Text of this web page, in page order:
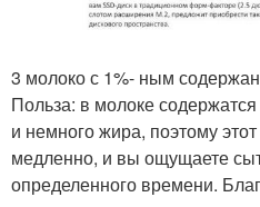
3 молоко с 1%- ным
Польза: в молоке
и немного жира, поэтому
медленно, и вы ощущаете
определенного времени.